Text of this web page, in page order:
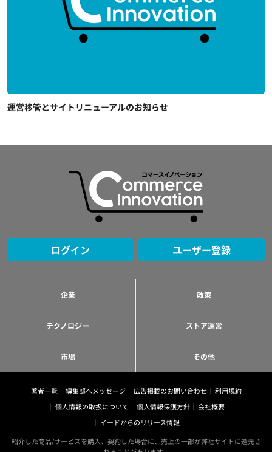
運営移管とサイトリニューアルのお知らせ
ログイン ユーザー登録
企業 政策
テクノロジー ストア運営
市場 その他
著者一覧 編集部へメッセージ 広告掲載のお問い合わせ
利用規約
個人情報の取扱について
個人情報保護方針
会社概要
イードからのリリース情報
紹介した商品/サービスを購入、契約した場合に、売上の一部が弊社サイトに還元さ